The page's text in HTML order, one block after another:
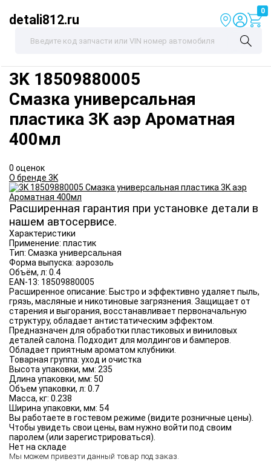
detali812.ru
0
3K 18509880005
Смазка универсальная
пластика 3K аэр Ароматная
400мл
0 оценок
О бренде 3K
Расширенная гарантия при установке детали в
нашем автосервисе.
Характеристики
Применение: пластик
Тип: Смазка универсальная
Форма выпуска: аэрозоль
Объём, л: 0.4
EAN-13: 18509880005
Расширенное описание: Быстро и эффективно удаляет пыль,
грязь, масляные и никотиновые загрязнения. Защищает от
старения и выгорания, восстанавливает первоначальную
структуру, обладает антистатическим эффектом.
Предназначен для обработки пластиковых и виниловых
деталей салона. Подходит для молдингов и бамперов.
Обладает приятным ароматом клубники.
Товарная группа: уход и очистка
Высота упаковки, мм: 235
Длина упаковки, мм: 50
Объем упаковки, л: 0.7
Масса, кг: 0.238
Ширина упаковки, мм: 54
Вы работаете в гостевом режиме (видите розничные цены).
Чтобы увидеть свои цены, вам нужно войти под своим
паролем (или зарегистрироваться).
Нет на складе
Мы можем привезти данный товар под заказ.